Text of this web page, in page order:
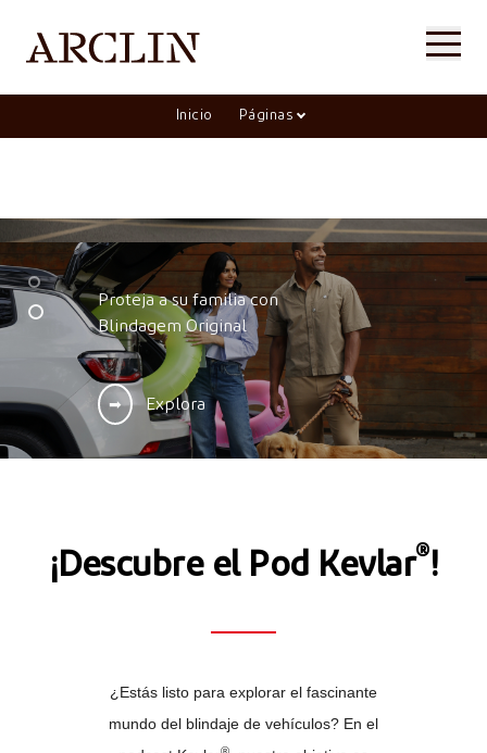
Inicio Páginas
Proteja a su familia con
Blindagem Original
➡ Explora
¡Descubre el Pod Kevlar®!
¿Estás listo para explorar el fascinante
mundo del blindaje de vehículos? En el